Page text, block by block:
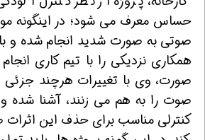
حساس معرف می شود؛ در اینگونه
همکاری نزدیکی را با تیم کاری
صورت، وی با تغییرات هرچند جزئی
صوت را به هم می زنند، آشنا شده و
کنترلی مناسب برای حذف این